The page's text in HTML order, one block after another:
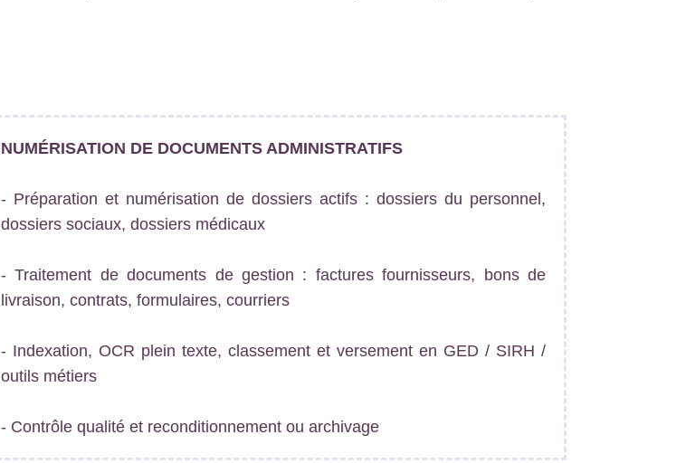
NUMÉRISATION DE DOCUMENTS ADMINISTRATIFS
- Préparation et numérisation de dossiers actifs : dossiers du personnel,
dossiers sociaux, dossiers médicaux
- Traitement de documents de gestion : factures fournisseurs, bons de
livraison, contrats, formulaires, courriers
- Indexation, OCR plein texte, classement et versement en GED / SIRH /
outils métiers
- Contrôle qualité et reconditionnement ou archivage